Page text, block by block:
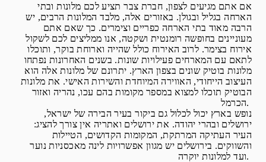
אם אתם מגיעים לצפון, חברת צבר תציע לכם מלונות ובתי
הארחה בגליל ובגולן. באזורים אלה, מלבד המלונות הרבים, יש
הרבה מאוד בתי הארחה כפריים וצימרים. כך שאם אתם
מעוניינים בחופשה רומנטית ושקטה, אנו ממליצים לכם לשקול
אירוח בצימר. לרוב האירוח כולל שהייה וארוחת בוקר, ותוכלו
לתאם עם המארחים פעילויות שונות. בשנים האחרונות נפתחו
מלונות בוטיק שונים בצפון הארץ. יתרונם של מלונות אלה הוא
העיצוב הייחודי, האווירה המיוחדת והשירות האישי. את מלונות
הבוטיק תוכלו למצוא במספר מקומות בהם עכו, נהריה ואזור
הכרמל.
נופש בארץ יכול לכלול גם ביקור בעיר הבירה של ישראל,
ירושלים ובהרי יהודה. את ירושלים ואתריה אין צורך להציג:
העיר העתיקה המרתקת, המקומות הקדושים, הטיילות
והשווקים. בירושלים יש מגוון אפשרויות לינה מאכסניות נוער
ועד למלונות יוקרה.